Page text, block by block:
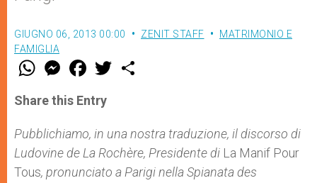
GIUGNO 06, 2013 00:00 ZENIT STAFF
MATRIMONIO E
FAMIGLIA
W
t
s
p
p
M
e
s
e
g
e
r
F
a
e
b
o
k
w
r
Share this Entry
Pubblichiamo, in una nostra traduzione, il discorso di
Ludovine de La Rochère, Presidente di La Manif Pour
Tous, pronunciato a Parigi nella Spianata des